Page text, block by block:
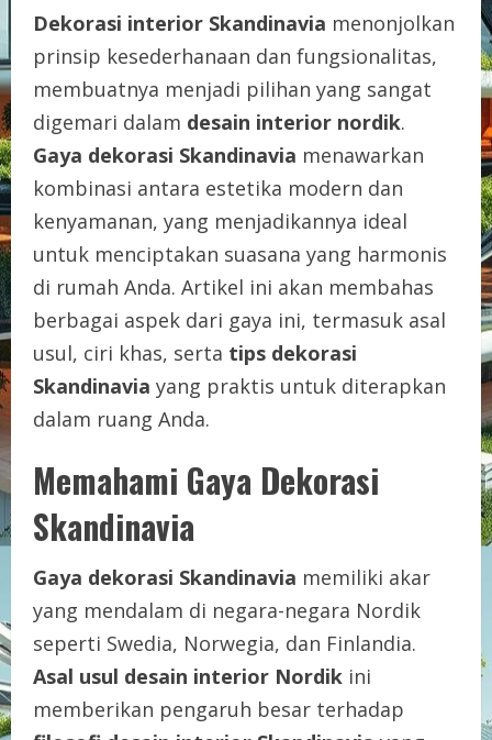
Dekorasi interior Skandinavia menonjolkan
prinsip kesederhanaan dan fungsionalitas,
membuatnya menjadi pilihan yang sangat
digemari dalam desain interior nordik.
Gaya dekorasi Skandinavia menawarkan
kombinasi antara estetika modern dan
kenyamanan, yang menjadikannya ideal
untuk menciptakan suasana yang harmonis
di rumah Anda. Artikel ini akan membahas
berbagai aspek dari gaya ini, termasuk asal
usul, ciri khas, serta tips dekorasi
Skandinavia yang praktis untuk diterapkan
dalam ruang Anda.
Memahami Gaya Dekorasi
Skandinavia
Gaya dekorasi Skandinavia memiliki akar
yang mendalam di negara-negara Nordik
seperti Swedia, Norwegia, dan Finlandia.
Asal usul desain interior Nordik ini
memberikan pengaruh besar terhadap